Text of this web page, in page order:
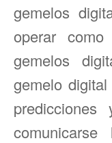
gemelos
operar
gemelos
gemelo